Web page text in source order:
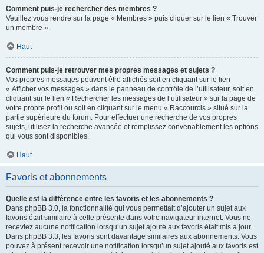
Comment puis-je rechercher des membres ?
Veuillez vous rendre sur la page « Membres » puis cliquer sur le lien « Trouver
un membre ».
Haut
Comment puis-je retrouver mes propres messages et sujets ?
Vos propres messages peuvent être affichés soit en cliquant sur le lien
« Afficher vos messages » dans le panneau de contrôle de l’utilisateur, soit en
cliquant sur le lien « Rechercher les messages de l’utilisateur » sur la page de
votre propre profil ou soit en cliquant sur le menu « Raccourcis » situé sur la
partie supérieure du forum. Pour effectuer une recherche de vos propres
sujets, utilisez la recherche avancée et remplissez convenablement les options
qui vous sont disponibles.
Haut
Favoris et abonnements
Quelle est la différence entre les favoris et les abonnements ?
Dans phpBB 3.0, la fonctionnalité qui vous permettait d’ajouter un sujet aux
favoris était similaire à celle présente dans votre navigateur internet. Vous ne
receviez aucune notification lorsqu’un sujet ajouté aux favoris était mis à jour.
Dans phpBB 3.3, les favoris sont davantage similaires aux abonnements. Vous
pouvez à présent recevoir une notification lorsqu’un sujet ajouté aux favoris est